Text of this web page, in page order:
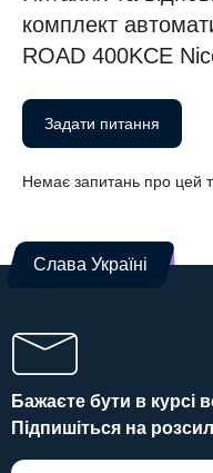
комплект
ROAD 400KCE
Задати питання
Немає запитань про цей
Слава Україні
Бажаєте бути в курсі
Підпишіться на